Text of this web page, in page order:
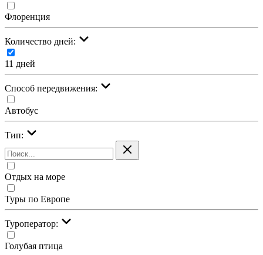
Флоренция
Количество дней:
11 дней
Cпособ передвижения:
Автобус
Тип:
Отдых на море
Туры по Европе
Туроператор:
Голубая птица